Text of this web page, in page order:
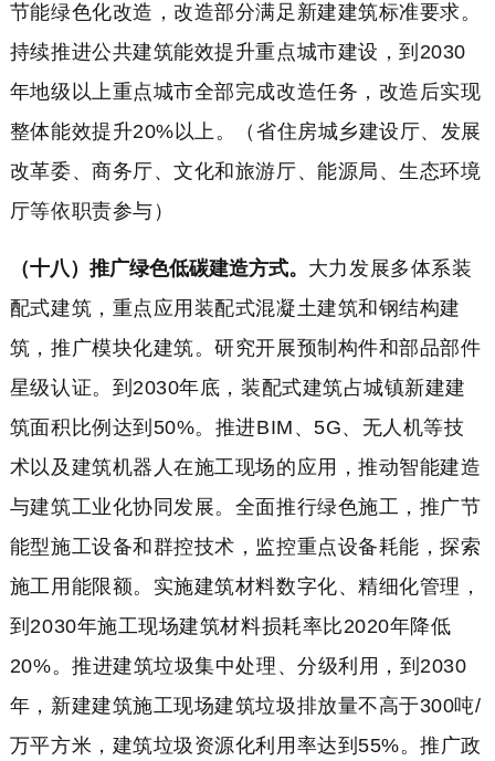
节能绿色化改造，改造部分满足新建建筑标准要求。
持续推进公共建筑能效提升重点城市建设，到2030
年地级以上重点城市全部完成改造任务，改造后实现
整体能效提升20%以上。（省住房城乡建设厅、发展
改革委、商务厅、文化和旅游厅、能源局、生态环境
厅等依职责参与）
（十八）推广绿色低碳建造方式。 大力发展多体系装
配式建筑，重点应用装配式混凝土建筑和钢结构建
筑，推广模块化建筑。研究开展预制构件和部品部件
星级认证。到2030年底，装配式建筑占城镇新建建
筑面积比例达到50%。推进BIM、5G、无人机等技
术以及建筑机器人在施工现场的应用，推动智能建造
与建筑工业化协同发展。全面推行绿色施工，推广节
能型施工设备和群控技术，监控重点设备耗能，探索
施工用能限额。实施建筑材料数字化、精细化管理，
到2030年施工现场建筑材料损耗率比2020年降低
20%。推进建筑垃圾集中处理、分级利用，到2030
年，新建建筑施工现场建筑垃圾排放量不高于300吨/
万平方米，建筑垃圾资源化利用率达到55%。推广政